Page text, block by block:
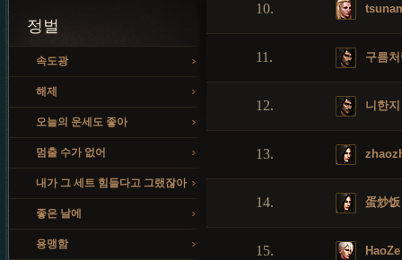
정벌
속도광
해제
오늘의 운세도 좋아
멈출 수가 없어
내가 그 세트 힘들다고 그랬잖아
좋은 날에
용맹함
10.
11. 구름
12. 니한지
13.
14. 蛋炒饭
15. HaoZe